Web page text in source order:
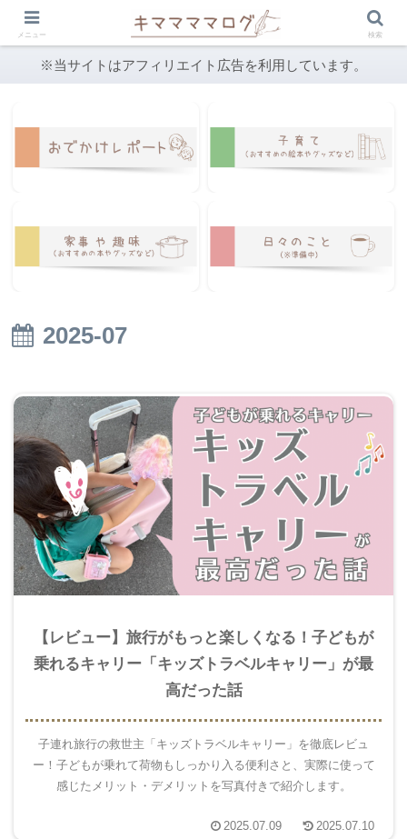
※当サイトはアフィリエイト広告を利用しています。
2025-07
【レビュー】旅行がもっと楽しくなる！子どもが
乗れるキャリー「キッズトラベルキャリー」が最
高だった話
子連れ旅行の救世主「キッズトラベルキャリー」を徹底レビュ
ー！子どもが乗れて荷物もしっかり入る便利さと、実際に使って
感じたメリット・デメリットを写真付きで紹介します。
2025.07.09 2025.07.10
メニュー 検索